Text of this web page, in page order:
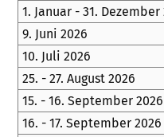
1. Januar - 31. Dezember
9. Juni 2026
10. Juli 2026
25. - 27. August 2026
15. - 16. September 2026
16. - 17. September 2026